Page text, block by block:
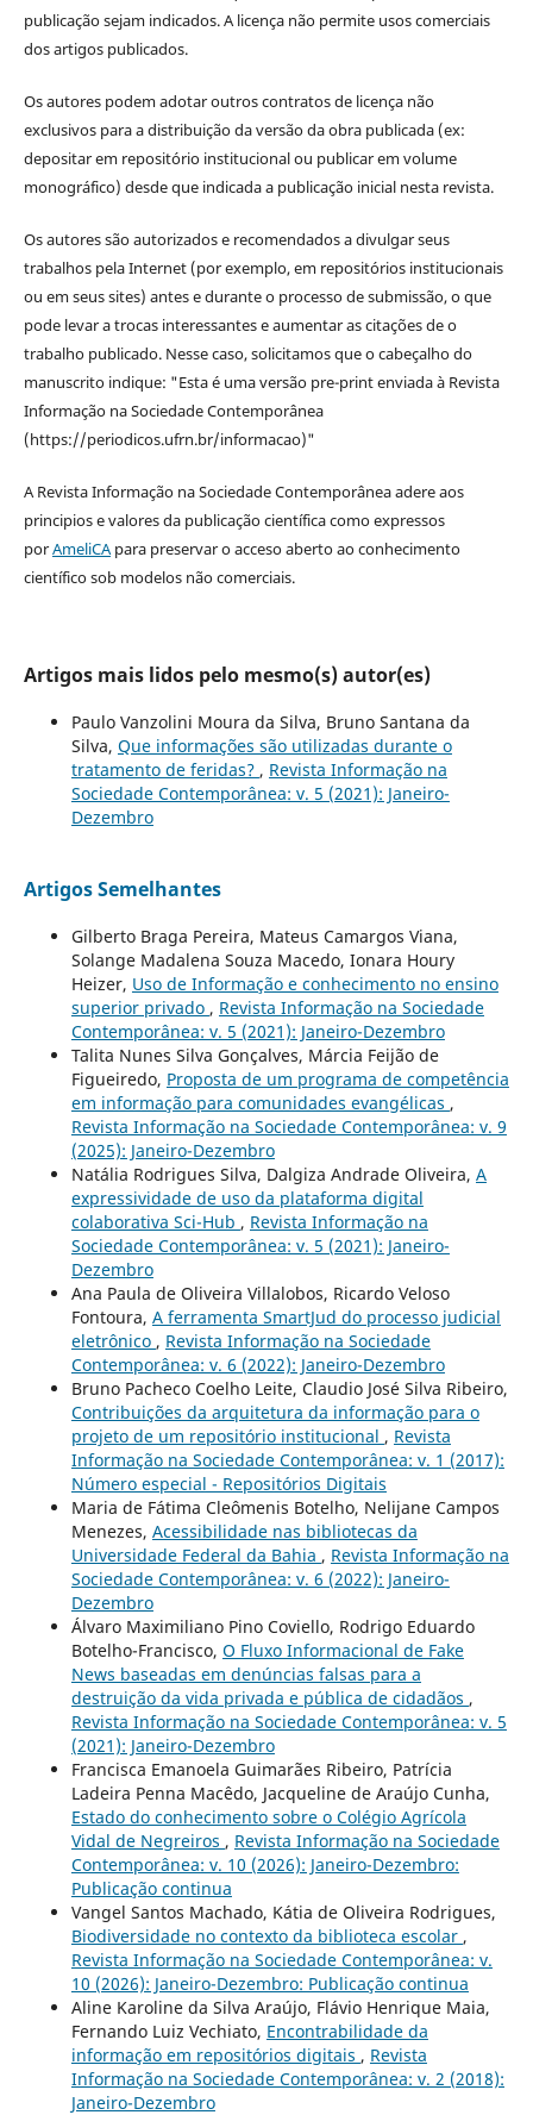
publicação sejam indicados. A licença não permite usos comerciais
dos artigos publicados.
Os autores podem adotar outros contratos de licença não
exclusivos para a distribuição da versão da obra publicada (ex:
depositar em repositório institucional ou publicar em volume
monográfico) desde que indicada a publicação inicial nesta revista.
Os autores são autorizados e recomendados a divulgar seus
trabalhos pela Internet (por exemplo, em repositórios institucionais
ou em seus sites) antes e durante o processo de submissão, o que
pode levar a trocas interessantes e aumentar as citações de o
trabalho publicado. Nesse caso, solicitamos que o cabeçalho do
manuscrito indique: "Esta é uma versão pre-print enviada à Revista
Informação na Sociedade Contemporânea
(https://periodicos.ufrn.br/informacao)"
A Revista Informação na Sociedade Contemporânea adere aos
principios e valores da publicação científica como expressos
porAmeliCApara preservar o acceso aberto ao conhecimento
científico sob modelos não comerciais.
Artigos mais lidos pelo mesmo(s) autor(es)
Paulo Vanzolini Moura da Silva, Bruno Santana da
Silva, Que informações são utilizadas durante o
tratamento de feridas? , Revista Informação na
Sociedade Contemporânea: v. 5 (2021): Janeiro-
Dezembro
Artigos Semelhantes
Gilberto Braga Pereira, Mateus Camargos Viana,
Solange Madalena Souza Macedo, Ionara Houry
Heizer, Uso de Informação e conhecimento no ensino
superior privado , Revista Informação na Sociedade
Contemporânea: v. 5 (2021): Janeiro-Dezembro
Talita Nunes Silva Gonçalves, Márcia Feijão de
Figueiredo, Proposta de um programa de competência
em informação para comunidades evangélicas ,
Revista Informação na Sociedade Contemporânea: v. 9
(2025): Janeiro-Dezembro
Natália Rodrigues Silva, Dalgiza Andrade Oliveira, A
expressividade de uso da plataforma digital
colaborativa Sci-Hub , Revista Informação na
Sociedade Contemporânea: v. 5 (2021): Janeiro-
Dezembro
Ana Paula de Oliveira Villalobos, Ricardo Veloso
Fontoura, A ferramenta SmartJud do processo judicial
eletrônico , Revista Informação na Sociedade
Contemporânea: v. 6 (2022): Janeiro-Dezembro
Bruno Pacheco Coelho Leite, Claudio José Silva Ribeiro,
Contribuições da arquitetura da informação para o
projeto de um repositório institucional , Revista
Informação na Sociedade Contemporânea: v. 1 (2017):
Número especial - Repositórios Digitais
Maria de Fátima Cleômenis Botelho, Nelijane Campos
Menezes, Acessibilidade nas bibliotecas da
Universidade Federal da Bahia , Revista Informação na
Sociedade Contemporânea: v. 6 (2022): Janeiro-
Dezembro
Álvaro Maximiliano Pino Coviello, Rodrigo Eduardo
Botelho-Francisco, O Fluxo Informacional de Fake
News baseadas em denúncias falsas para a
destruição da vida privada e pública de cidadãos ,
Revista Informação na Sociedade Contemporânea: v. 5
(2021): Janeiro-Dezembro
Francisca Emanoela Guimarães Ribeiro, Patrícia
Ladeira Penna Macêdo, Jacqueline de Araújo Cunha,
Estado do conhecimento sobre o Colégio Agrícola
Vidal de Negreiros , Revista Informação na Sociedade
Contemporânea: v. 10 (2026): Janeiro-Dezembro:
Publicação continua
Vangel Santos Machado, Kátia de Oliveira Rodrigues,
Biodiversidade no contexto da biblioteca escolar ,
Revista Informação na Sociedade Contemporânea: v.
10 (2026): Janeiro-Dezembro: Publicação continua
Aline Karoline da Silva Araújo, Flávio Henrique Maia,
Fernando Luiz Vechiato, Encontrabilidade da
informação em repositórios digitais , Revista
Informação na Sociedade Contemporânea: v. 2 (2018):
Janeiro-Dezembro